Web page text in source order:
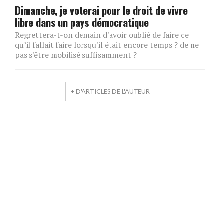
Dimanche, je voterai pour le droit de vivre
libre dans un pays démocratique
Regrettera-t-on demain d'avoir oublié de faire ce
qu’il fallait faire lorsqu'il était encore temps ? de ne
pas s'être mobilisé suffisamment ?
+ D'ARTICLES DE L'AUTEUR